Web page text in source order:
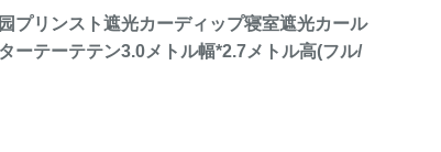
プリンスト遮光カーディップ寝室遮光カール
ーテーテテン3.0メトル幅*2.7メトル高(フル/